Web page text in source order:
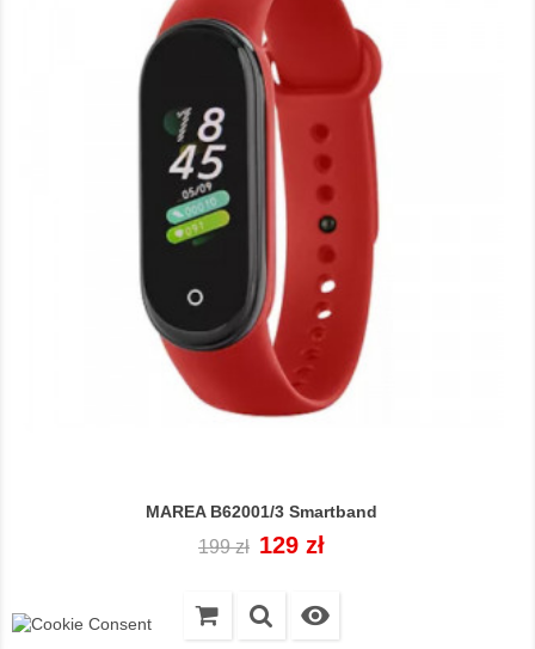
MAREA B62001/3 Smartband
Cena
199 zł Cena
129 zł
